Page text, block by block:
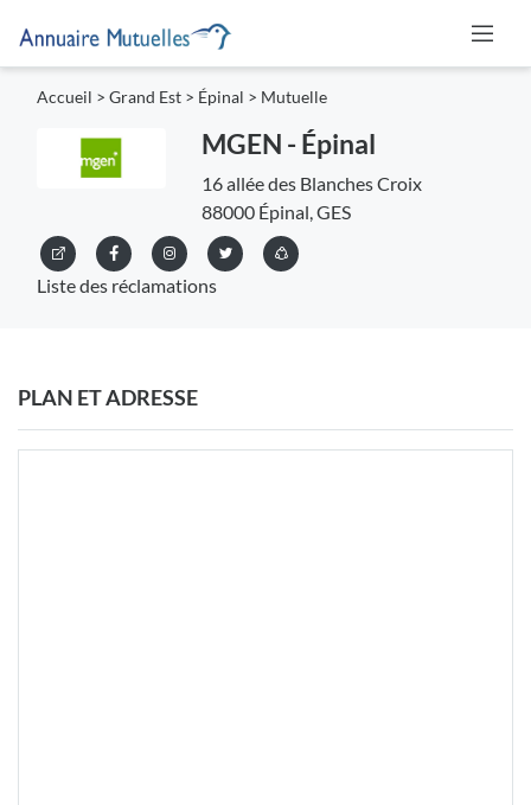
Accueil > Grand Est > Épinal > Mutuelle
MGEN - Épinal
16 allée des Blanches Croix
88000 Épinal, GES
Liste des réclamations
PLAN ET ADRESSE